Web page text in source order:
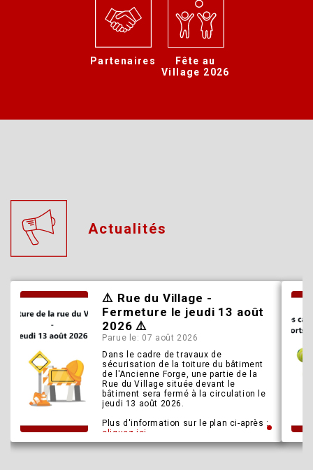
Partenaires
Fête au
Village 2026
Actualités
⚠️​ Rue du Village -
Fermeture le jeudi 13 août
2026 ⚠️​
Parue le: 07 août 2026
Dans le cadre de travaux de
sécurisation de la toiture du bâtiment
de l'Ancienne Forge, une partie de la
Rue du Village située devant le
bâtiment sera fermé à la circulation le
jeudi 13 août 2026.
Plus d'information sur le plan ci-après :
cliquez ici